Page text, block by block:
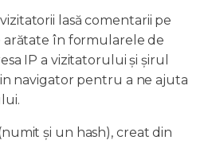
lasă comentarii pe
arătate în formularele de
IP a vizitatorului și șirul
navigator pentru a ne ajuta
și un hash), creat din